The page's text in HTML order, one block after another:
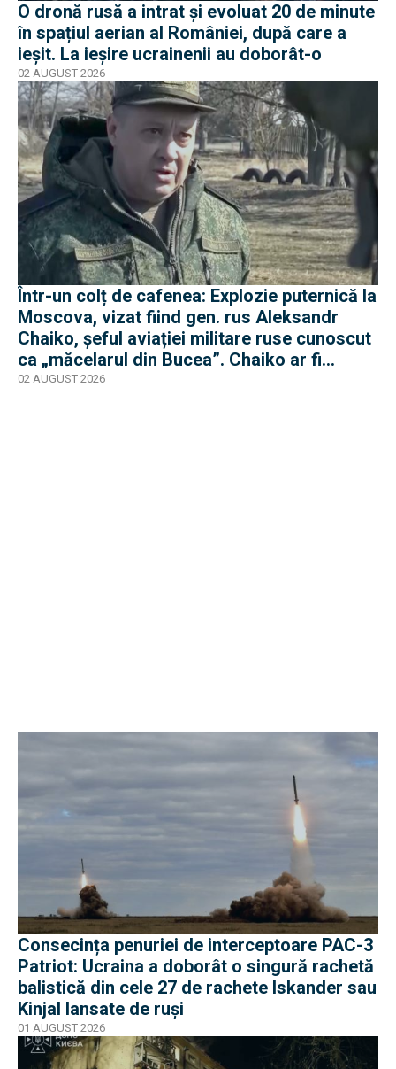
O dronă rusă a intrat și evoluat 20 de minute
în spațiul aerian al României, după care a
ieșit. La ieșire ucrainenii au doborât-o
02 AUGUST 2026
Într-un colț de cafenea: Explozie puternică la
Moscova, vizat fiind gen. rus Aleksandr
Chaiko, șeful aviației militare ruse cunoscut
ca „măcelarul din Bucea”. Chaiko ar fi
supraviețuit
02 AUGUST 2026
Consecința penuriei de interceptoare PAC-3
Patriot: Ucraina a doborât o singură rachetă
balistică din cele 27 de rachete Iskander sau
Kinjal lansate de ruși
01 AUGUST 2026